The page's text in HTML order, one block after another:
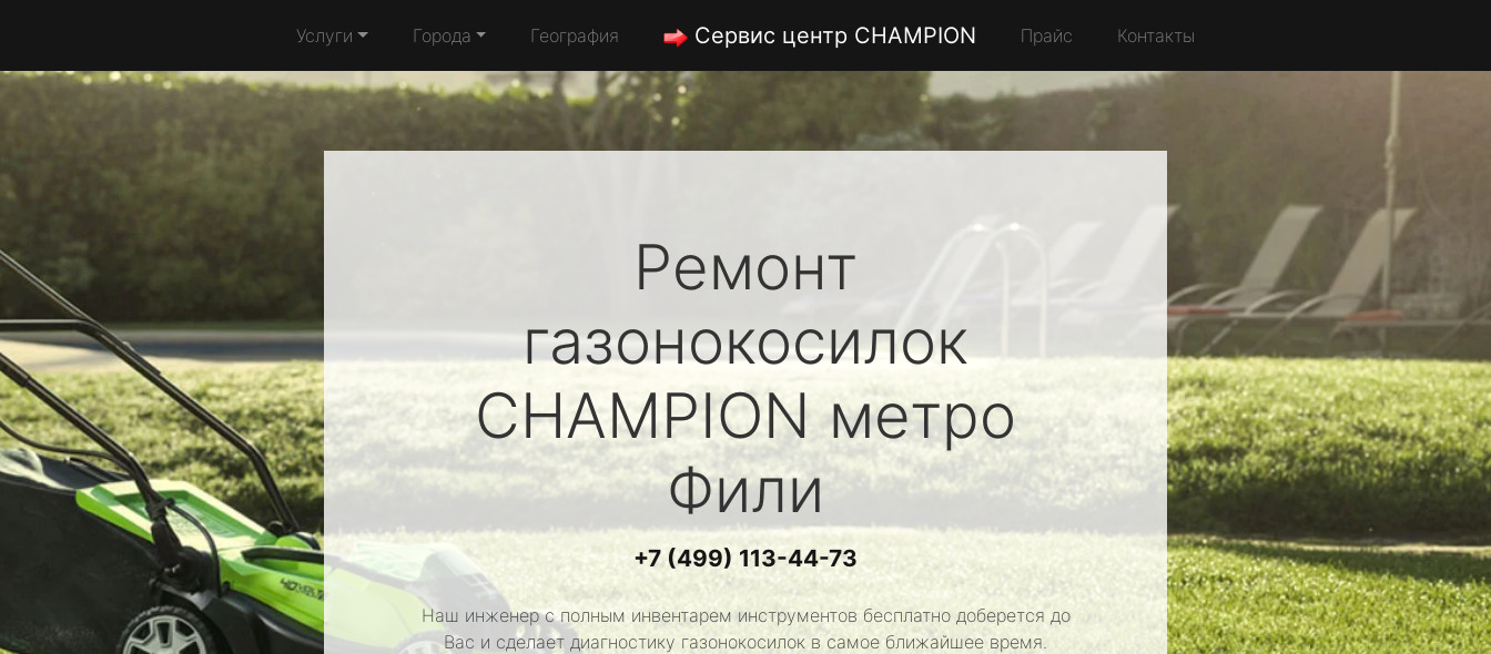
Услуги Города География Сервис центр CHAMPION Прайс Контакты
Ремонт
газонокосилок
CHAMPIONметро
Фили
+7 (499) 113-44-73
Наш инженер с полным инвентарем инструментов бесплатно доберется до
Вас и сделает диагностику газонокосилок в самое ближайшее время.